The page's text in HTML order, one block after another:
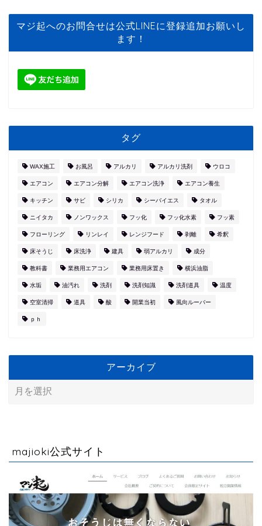
マジ起へのお問合せは公式LINEに登録追加お願いし
ます！
タグ
WAX施工 お風呂 アルカリ アルカリ洗剤 ウロコ
エアコン エアコン分解 エアコン洗浄 エアコン養生
キッチン サビ シリカ シーバイエス タオル
ニイタカ ノンワックス フッ化 フッ化水素 フッ素
フローリング リンレイ レンジフード 剥離 希釈
床そうじ 床洗浄 建具 弱アルカリ 成分
教科書 業務用エアコン 業務用床置き 横浜油脂
水垢 油汚れ 洗剤 洗剤知識 洗剤道具 温度
空室清掃 道具 酸 開業当初 風向ルーバー
ｐｈ
アーカイブ
majioki公式サイト